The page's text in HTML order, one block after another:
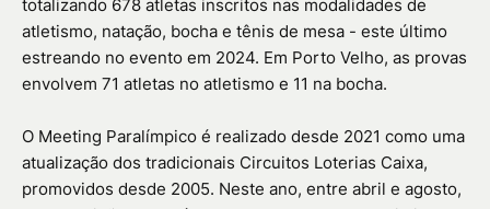
totalizando 678 atletas inscritos nas modalidades de
atletismo, natação, bocha e tênis de mesa - este último
estreando no evento em 2024. Em Porto Velho, as provas
envolvem 71 atletas no atletismo e 11 na bocha.
O Meeting Paralímpico é realizado desde 2021 como uma
atualização dos tradicionais Circuitos Loterias Caixa,
promovidos desde 2005. Neste ano, entre abril e agosto,